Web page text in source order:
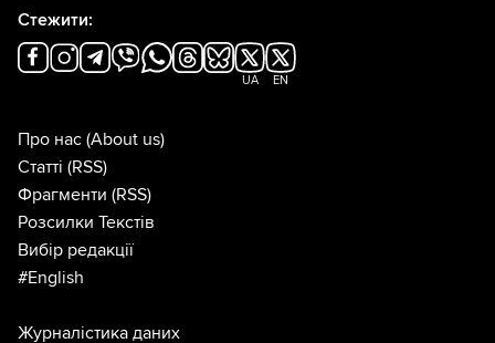
Стежити:
UA EN
Про нас (About us)
Статті (RSS)
Фрагменти (RSS)
Розсилки Текстів
Вибір редакції
#English
Журналістика даних